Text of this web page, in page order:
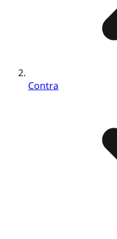
Contra